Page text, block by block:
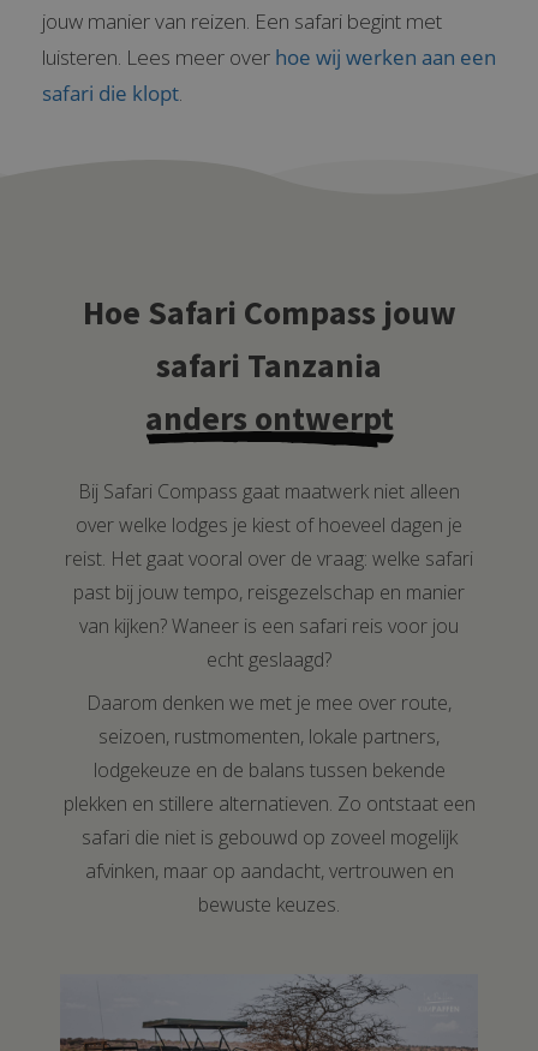
jouw manier van reizen. Een safari begint met
luisteren. Lees meer over hoe wij werken aan een
safari die klopt.
Hoe Safari Compass jouw
safari Tanzania
anders ontwerpt
Bij Safari Compass gaat maatwerk niet alleen
over welke lodges je kiest of hoeveel dagen je
reist. Het gaat vooral over de vraag: welke safari
past bij jouw tempo, reisgezelschap en manier
van kijken? Waneer is een safari reis voor jou
echt geslaagd?
Daarom denken we met je mee over route,
seizoen, rustmomenten, lokale partners,
lodgekeuze en de balans tussen bekende
plekken en stillere alternatieven. Zo ontstaat een
safari die niet is gebouwd op zoveel mogelijk
afvinken, maar op aandacht, vertrouwen en
bewuste keuzes.